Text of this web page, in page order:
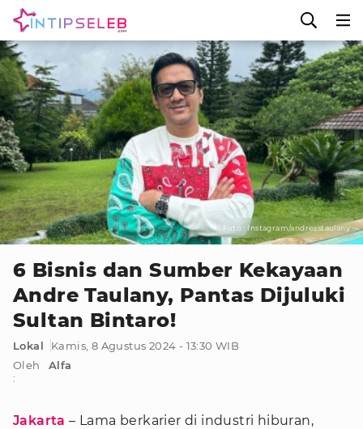
Foto : Instagram/andreastaulany
6 Bisnis dan Sumber Kekayaan
Andre Taulany, Pantas Dijuluki
Sultan Bintaro!
Lokal
Kamis, 8 Agustus 2024 - 13:30 WIB
Oleh
:
Alfa
Jakarta – Lama berkarier di industri hiburan,